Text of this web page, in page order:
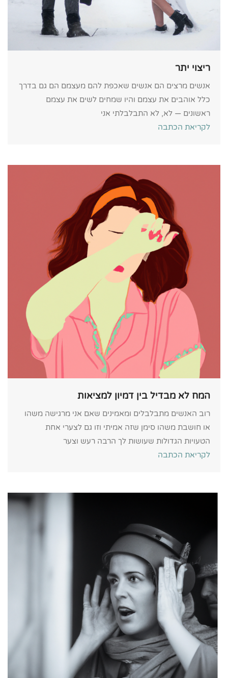
ריצוי יתר
אנשים מרצים הם אנשים שאכפת להם מעצמם הם גם בדרך
כלל אוהבים את עצמם והיו שמחים לשים את עצמם
ראשונים — לא, לא התבלבלתי אני
לקריאת הכתבה
המח לא מבדיל בין דמיון למציאות
רוב האנשים מתבלבלים ומאמינים שאם אני מרגישה משהו
או חושבת משהו סימן שזה אמיתי וזו גם לצערי אחת
הטעויות הגדולות שעושות לך הרבה רעש וצער
לקריאת הכתבה